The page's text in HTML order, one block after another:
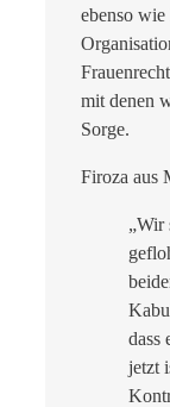
ebenso
mit denen
Sorge.
Firoza aus
„Wir
dass
jetzt